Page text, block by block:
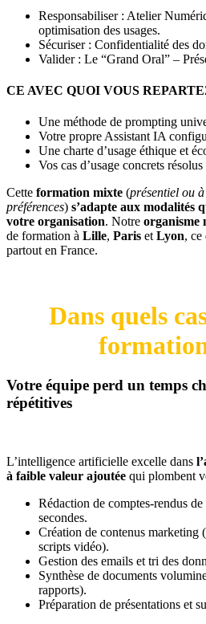
Responsabiliser : Atelier
optimisation des usages.
Sécuriser : Confidentialité des
Valider : Le “Grand Oral” –
CE AVEC QUOI VOUS
Une méthode de prompting
Votre propre Assistant IA
Une charte d’usage éthique et
Vos cas d’usage concrets
Cette formation mixte (présentiel ou
préférences) s’adapte aux modalités
votre organisation. Notre organisme
de formation à Lille, Paris et Lyon, ce
partout en France.
Dans quels
Votre équipe perd un temps
répétitives
L’intelligence artificielle excelle dans
à faible valeur ajoutée qui plombent
Rédaction de comptes-rendus
secondes.
Création de contenus marketing
scripts vidéo).
Gestion des emails et tri des
Synthèse de documents
rapports).
Préparation de présentations et